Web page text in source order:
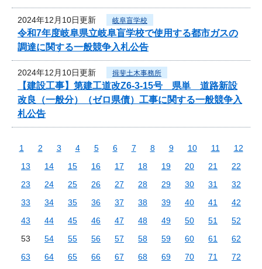
2024年12月10日更新 岐阜盲学校
令和7年度岐阜県立岐阜盲学校で使用する都市ガスの
調達に関する一般競争入札公告
2024年12月10日更新 揖斐土木事務所
【建設工事】第建工道改Z6-3-15号 県単 道路新設
改良（一般分）（ゼロ県債）工事に関する一般競争入
札公告
1 2 3 4 5 6 7 8 9 10 11
12
13
14 15 16 17 18 19 20 21
22
23
24 25 26 27 28 29 30 31
32
33
34 35 36 37 38 39 40 41
42
43
44 45 46 47 48 49 50 51
52
53
54 55 56 57 58 59 60 61
62
63
64 65 66 67 68 69 70 71
72